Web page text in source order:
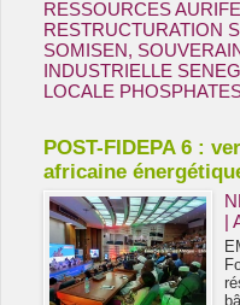
RESSOURCES
RESTRUCTURATION
SOMISEN,
INDUSTRIELLE
LOCALE
POST-FIDEPA 6 :
africaine
|